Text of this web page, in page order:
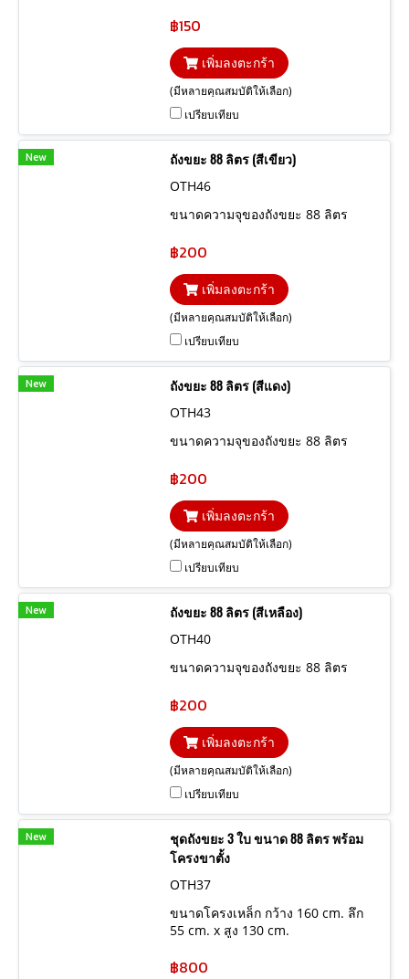
฿150
เพิ่มลงตะกร้า
(มีหลายคุณสมบัติให้เลือก)
เปรียบเทียบ
New
ถังขยะ 88 ลิตร (สีเขียว)
OTH46
ขนาดความจุของถังขยะ 88 ลิตร
฿200
เพิ่มลงตะกร้า
(มีหลายคุณสมบัติให้เลือก)
เปรียบเทียบ
New
ถังขยะ 88 ลิตร (สีแดง)
OTH43
ขนาดความจุของถังขยะ 88 ลิตร
฿200
เพิ่มลงตะกร้า
(มีหลายคุณสมบัติให้เลือก)
เปรียบเทียบ
New
ถังขยะ 88 ลิตร (สีเหลือง)
OTH40
ขนาดความจุของถังขยะ 88 ลิตร
฿200
เพิ่มลงตะกร้า
(มีหลายคุณสมบัติให้เลือก)
เปรียบเทียบ
New
ชุดถังขยะ 3 ใบ ขนาด 88 ลิตร พร้อม
โครงขาตั้ง
OTH37
ขนาดโครงเหล็ก กว้าง 160 cm. ลึก
55 cm. x สูง 130 cm.
฿800